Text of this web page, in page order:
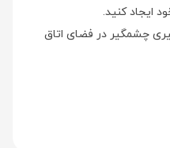
ایجاد کنید.
چشمگیر در فضای اتاق